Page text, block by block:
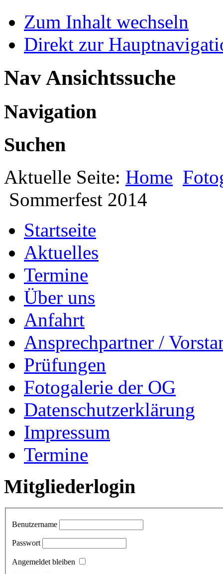
Zum Inhalt wechseln
Direkt zur
Nav Ansichtssuche
Navigation
Suchen
Aktuelle Seite: Home
Sommerfest 2014
Startseite
Aktuelles
Termine
Über uns
Anfahrt
Ansprechpartner /
Prüfungen
Fotogalerie der OG
Datenschutzerklärung
Impressum
Termine
Mitgliederlogin
Benutzername
Passwort
Angemeldet bleiben